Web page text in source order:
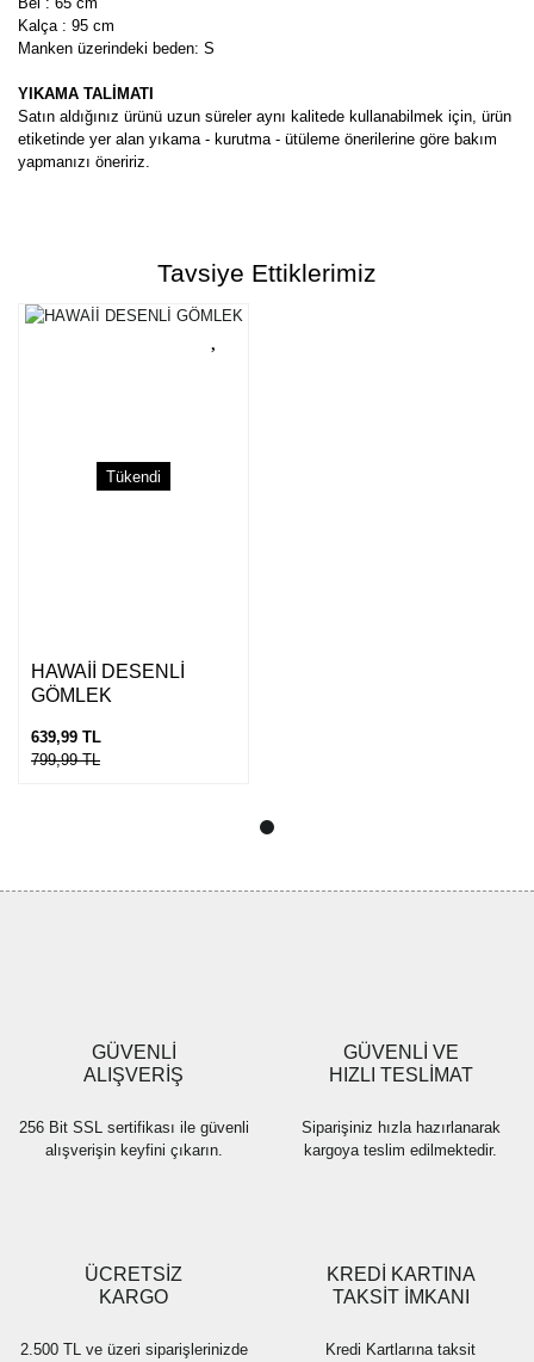
Kalça : 95 cm
Manken üzerindeki beden: S
YIKAMA TALİMATI
Satın aldığınız ürünü uzun süreler aynı kalitede kullanabilmek için, ürün
etiketinde yer alan yıkama - kurutma - ütüleme önerilerine göre bakım
yapmanızı öneririz.
tarafımıza iletebilirsiniz.
Görüş ve önerileriniz için teşekkür ederiz.
Ürün resmi kalitesiz, bozuk veya görüntülenemiyor.
Bu ürüne benzer farklı alternatifler olmalı.
Tavsiye Ettiklerimiz
Tükendi
HAWAİİ DESENLİ
GÖMLEK
639,99 TL
799,99 TL
GÜVENLİ
ALIŞVERİŞ
256 Bit SSL sertifikası ile güvenli
alışverişin keyfini çıkarın.
GÜVENLİ VE
HIZLI TESLİMAT
Siparişiniz hızla hazırlanarak
kargoya teslim edilmektedir.
ÜCRETSİZ
KARGO
2.500 TL ve üzeri siparişlerinizde
KREDİ KARTINA
TAKSİT İMKANI
Kredi Kartlarına taksit